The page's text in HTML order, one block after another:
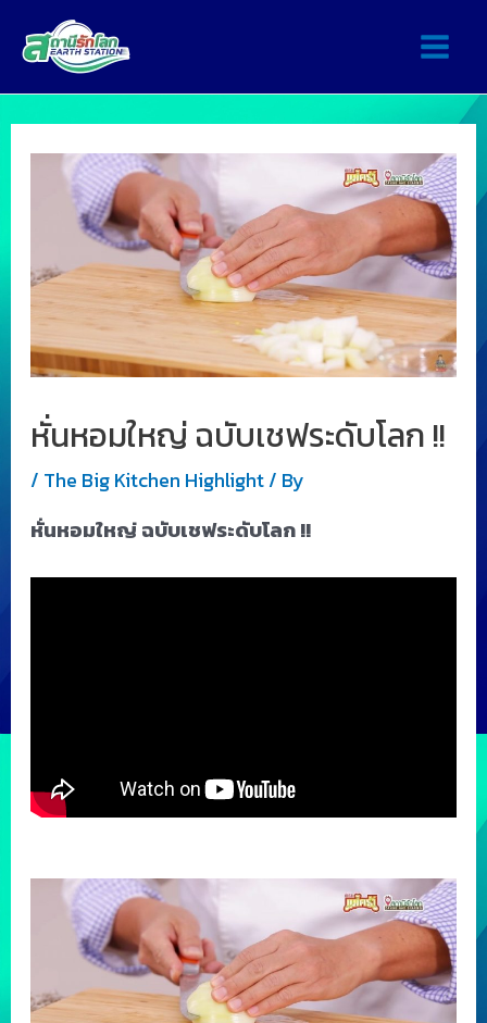
หั่นหอมใหญ่ ฉบับเชฟระดับโลก !!
/ The Big Kitchen Highlight/ By
หั่นหอมใหญ่ ฉบับเชฟระดับโลก !!